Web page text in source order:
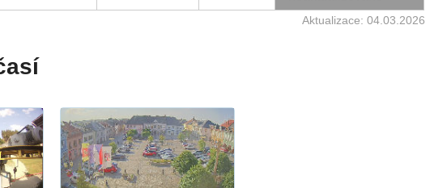
Aktualizace: 04.03.2026